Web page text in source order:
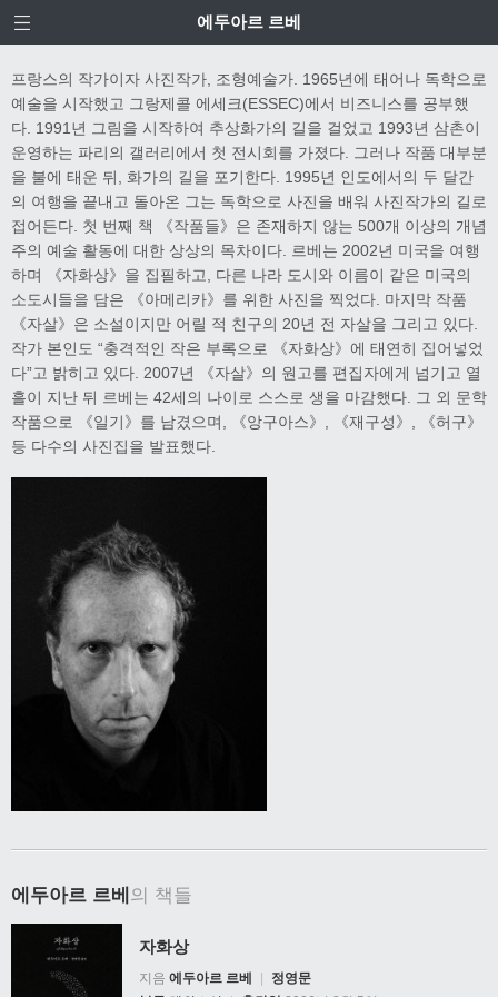
에두아르 르베
프랑스의 작가이자 사진작가, 조형예술가. 1965년에 태어나 독학으로
예술을 시작했고 그랑제콜 에세크(ESSEC)에서 비즈니스를 공부했
다. 1991년 그림을 시작하여 추상화가의 길을 걸었고 1993년 삼촌이
운영하는 파리의 갤러리에서 첫 전시회를 가졌다. 그러나 작품 대부분
을 불에 태운 뒤, 화가의 길을 포기한다. 1995년 인도에서의 두 달간
의 여행을 끝내고 돌아온 그는 독학으로 사진을 배워 사진작가의 길로
접어든다. 첫 번째 책 《작품들》은 존재하지 않는 500개 이상의 개념
주의 예술 활동에 대한 상상의 목차이다. 르베는 2002년 미국을 여행
하며 《자화상》을 집필하고, 다른 나라 도시와 이름이 같은 미국의
소도시들을 담은 《아메리카》를 위한 사진을 찍었다. 마지막 작품
《자살》은 소설이지만 어릴 적 친구의 20년 전 자살을 그리고 있다.
작가 본인도 “충격적인 작은 부록으로 《자화상》에 태연히 집어넣었
다”고 밝히고 있다. 2007년 《자살》의 원고를 편집자에게 넘기고 열
흘이 지난 뒤 르베는 42세의 나이로 스스로 생을 마감했다. 그 외 문학
작품으로 《일기》를 남겼으며, 《앙구아스》, 《재구성》, 《허구》
등 다수의 사진집을 발표했다.
에두아르 르베 의 책들
자화상
지음 에두아르 르베
정영문